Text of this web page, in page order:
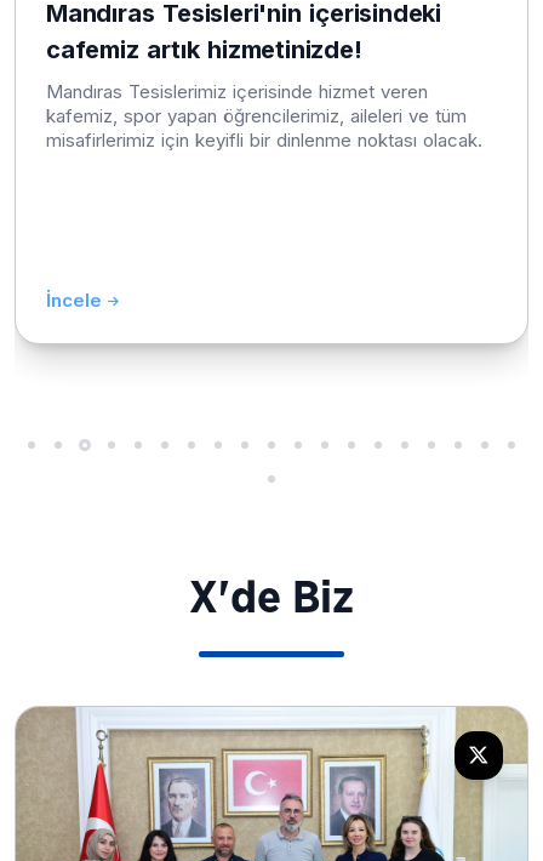
Mandıras Tesisleri'nin içerisindeki
cafemiz artık hizmetinizde!
Mandıras Tesislerimiz içerisinde hizmet veren
kafemiz, spor yapan öğrencilerimiz, aileleri ve tüm
misafirlerimiz için keyifli bir dinlenme noktası olacak.
İncele
X'de Biz